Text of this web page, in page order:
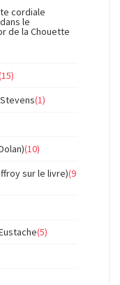
cordiale
le
de la Chouette
(1)
(10)
sur le livre)(9
(5)